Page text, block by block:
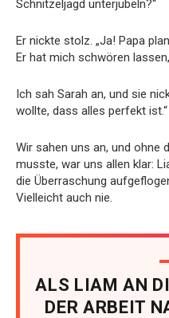
Schnitzeljagd unterjubeln?“
Er nickte stolz. „Ja! Papa
Er hat mich schwören
Ich sah Sarah an, und sie
wollte, dass alles perfekt ist.“
Wir sahen uns an, und ohne
musste, war uns allen klar:
die Überraschung
Vielleicht auch nie.
ALS LIAM AN
DER ARBEIT